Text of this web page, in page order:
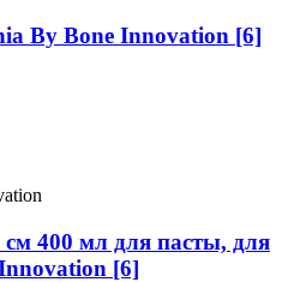
By Bone Innovation [6]
400 мл для пасты, для
[6]